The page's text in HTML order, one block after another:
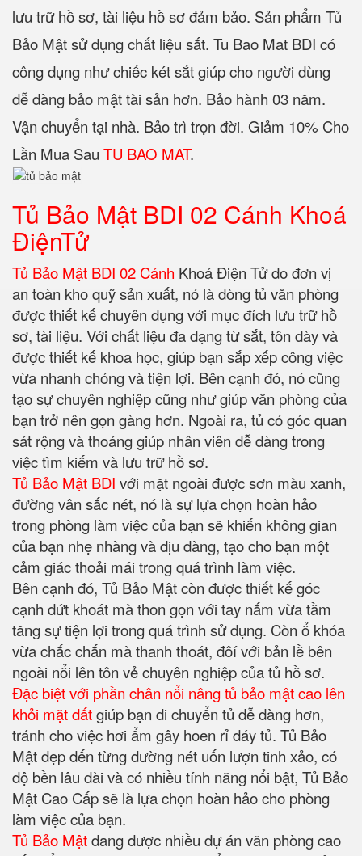
lưu trữ hồ sơ, tài liệu hồ sơ đảm bảo. Sản phẩm Tủ
Bảo Mật sử dụng chất liệu sắt. Tu Bao Mat BDI có
công dụng như chiếc két sắt giúp cho người dùng
dễ dàng bảo mật tài sản hơn. Bảo hành 03 năm.
Vận chuyển tại nhà. Bảo trì trọn đời. Giảm 10% Cho
Lần Mua Sau TU BAO MAT.
Tủ Bảo Mật BDI 02 Cánh Khoá
ĐiệnTử
Tủ Bảo Mật BDI 02 Cánh Khoá Điện Tử do đơn vị
an toàn kho quỹ sản xuất, nó là dòng tủ văn phòng
được thiết kế chuyên dụng với mục đích lưu trữ hồ
sơ, tài liệu. Với chất liệu đa dạng từ sắt, tôn dày và
được thiết kế khoa học, giúp bạn sắp xếp công việc
vừa nhanh chóng và tiện lợi. Bên cạnh đó, nó cũng
tạo sự chuyên nghiệp cũng như giúp văn phòng của
bạn trở nên gọn gàng hơn. Ngoài ra, tủ có góc quan
sát rộng và thoáng giúp nhân viên dễ dàng trong
việc tìm kiếm và lưu trữ hồ sơ.
Tủ Bảo Mật BDI với mặt ngoài được sơn màu xanh,
đường vân sắc nét, nó là sự lựa chọn hoàn hảo
trong phòng làm việc của bạn sẽ khiến không gian
của bạn nhẹ nhàng và dịu dàng, tạo cho bạn một
cảm giác thoải mái trong quá trình làm việc.
Bên cạnh đó, Tủ Bảo Mật còn được thiết kế góc
cạnh dứt khoát mà thon gọn với tay nắm vừa tầm
tăng sự tiện lợi trong quá trình sử dụng. Còn ổ khóa
vừa chắc chắn mà thanh thoát, đôí với bản lề bên
ngoài nổi lên tôn vẻ chuyên nghiệp của tủ hồ sơ.
Đặc biệt với phần chân nổi nâng tủ bảo mật cao lên
khỏi mặt đấtgiúp bạn di chuyển tủ dễ dàng hơn,
tránh cho việc hơi ẩm gây hoen rỉ đáy tủ. Tủ Bảo
Mật đẹp đến từng đường nét uốn lượn tinh xảo, có
độ bền lâu dài và có nhiều tính năng nổi bật, Tủ Bảo
Mật Cao Cấp sẽ là lựa chọn hoàn hảo cho phòng
làm việc của bạn.
Tủ Bảo Mậtđang được nhiều dự án văn phòng cao